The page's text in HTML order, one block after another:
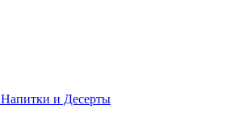
Напитки и Десерты